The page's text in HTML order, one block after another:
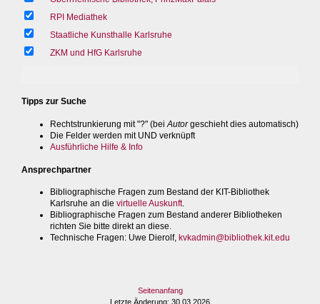
RPI Mediathek
Staatliche Kunsthalle Karlsruhe
ZKM und HfG Karlsruhe
Tipps zur Suche
Rechtstrunkierung mit "?" (bei Autorgeschieht dies automatisch)
Die Felder werden mit UND verknüpft
Ausführliche Hilfe & Info
Ansprechpartner
Bibliographische Fragen zum Bestand der KIT-Bibliothek
Karlsruhe an die virtuelle Auskunft.
Bibliographische Fragen zum Bestand anderer Bibliotheken
richten Sie bitte direkt an diese.
Technische Fragen: Uwe Dierolf, kvkadmin@bibliothek.kit.edu
Seitenanfang
Letzte Änderung: 30.03.2026